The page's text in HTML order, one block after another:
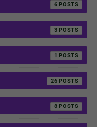
6
3
1
26
8